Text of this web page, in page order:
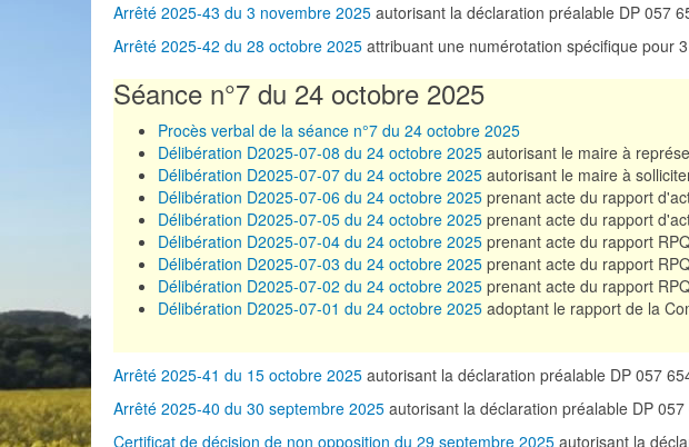
Arrêté 2025-43 du 3 novembre 2025 autorisant la déclaration préalable DP 057
Arrêté 2025-42 du 28 octobre 2025 attribuant une numérotation spécifique pour
Séance n°7 du 24 octobre 2025
Procès verbal de la séance n°7 du 24 octobre 2025
Délibération D2025-07-08 du 24 octobre 2025 autorisant le maire à
Délibération D2025-07-07 du 24 octobre 2025 autorisant le maire à
Délibération D2025-07-06 du 24 octobre 2025 prenant acte du rapport
Délibération D2025-07-05 du 24 octobre 2025 prenant acte du rapport
Délibération D2025-07-04 du 24 octobre 2025 prenant acte du rapport
Délibération D2025-07-03 du 24 octobre 2025 prenant acte du rapport
Délibération D2025-07-02 du 24 octobre 2025 prenant acte du rapport
Délibération D2025-07-01 du 24 octobre 2025 adoptant le rapport de la
Arrêté 2025-41 du 15 octobre 2025 autorisant la déclaration préalable DP 057
Arrêté 2025-40 du 30 septembre 2025 autorisant la déclaration préalable DP
Certificat de décision de non opposition du 29 septembre 2025 autorisant la